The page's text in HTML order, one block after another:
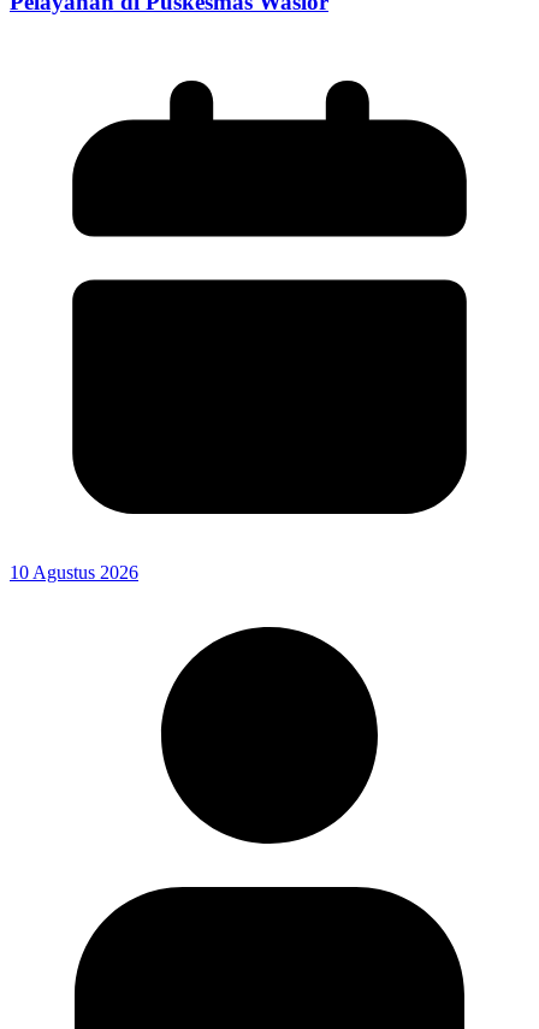
10 Agustus 2026